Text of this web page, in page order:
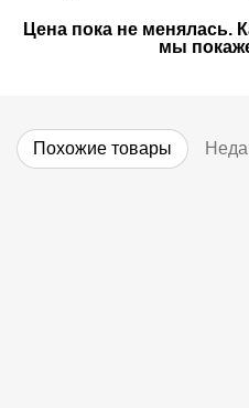
Цена пока не менялась.
мы
Похожие товары